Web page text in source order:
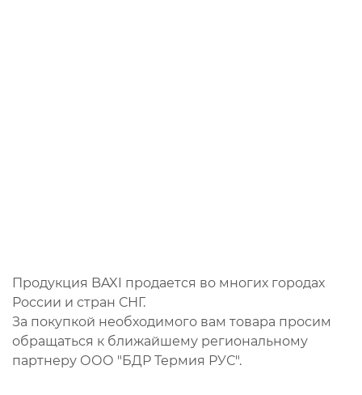
Продукция BAXI продается во многих городах
России и стран СНГ.
За покупкой необходимого вам товара просим
обращаться к ближайшему региональному
партнеру ООО "БДР Термия РУС".